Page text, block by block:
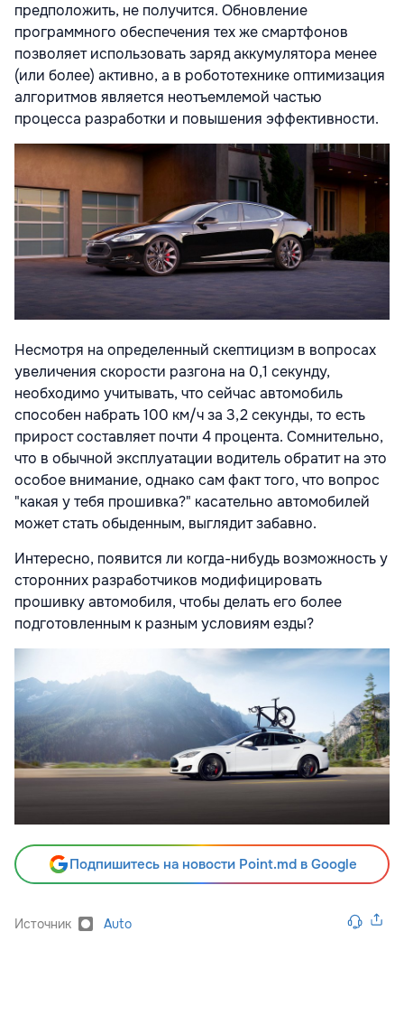
предположить, не получится. Обновление
программного обеспечения тех же смартфонов
позволяет использовать заряд аккумулятора менее
(или более) активно, а в робототехнике оптимизация
алгоритмов является неотъемлемой частью
процесса разработки и повышения эффективности.
Несмотря на определенный скептицизм в вопросах
увеличения скорости разгона на 0,1 секунду,
необходимо учитывать, что сейчас автомобиль
способен набрать 100 км/ч за 3,2 секунды, то есть
прирост составляет почти 4 процента. Сомнительно,
что в обычной эксплуатации водитель обратит на это
особое внимание, однако сам факт того, что вопрос
"какая у тебя прошивка?" касательно автомобилей
может стать обыденным, выглядит забавно.
Интересно, появится ли когда-нибудь возможность у
сторонних разработчиков модифицировать
прошивку автомобиля, чтобы делать его более
подготовленным к разным условиям езды?
Подпишитесь на новости Point.md в Google
Источник Auto